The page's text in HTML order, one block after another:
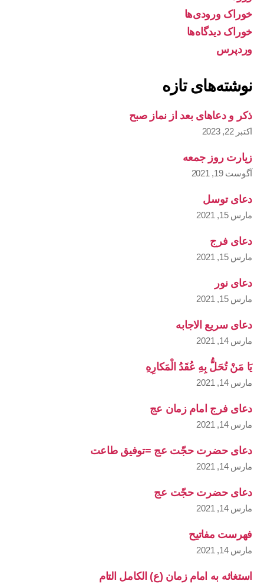
خوراک ورودی‌ها
خوراک دیدگاه‌ها
وردپرس
نوشته‌های تازه
ذکر و دعاهای بعد از نماز صبح
اکتبر 22, 2023
زیارت روز جمعه
آگوست 19, 2021
دعای توسل
مارس 15, 2021
دعای فرج
مارس 15, 2021
دعای نور
مارس 15, 2021
دعای سریع الاجابه
مارس 14, 2021
يَا مَنْ تُحَلُّ بِهِ عُقَدُ الْمَكارِهِ
مارس 14, 2021
دعای فرج امام زمان عج
مارس 14, 2021
دعای حضرت حجّت عج =توفیق طاعت
مارس 14, 2021
دعای حضرت حجّت عج
مارس 14, 2021
فهرست مفاتیح
مارس 14, 2021
استغاثه به امام زمان (ع) الکامل التام